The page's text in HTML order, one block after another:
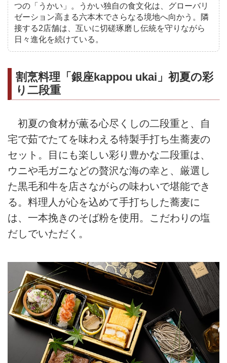
つの「うかい」。うかい独自の食文化は、グローバリ
ゼーション高まる六本木でさらなる境地へ向かう。隣
接する2店舗は、互いに切磋琢磨し伝統を守りながら
日々進化を続けている。
割烹料理「銀座kappou ukai」初夏の彩
り二段重
初夏の食材が薫る心尽くしの二段重と、自
宅で茹でたてを味わえる特製手打ち生蕎麦の
セット。目にも楽しい彩り豊かな二段重は、
ウニや毛ガニなどの贅沢な海の幸と、厳選し
た黒毛和牛を店さながらの味わいで堪能でき
る。料理人が心を込めて手打ちした蕎麦に
は、一本挽きのそば粉を使用。こだわりの塩
だしでいただく。